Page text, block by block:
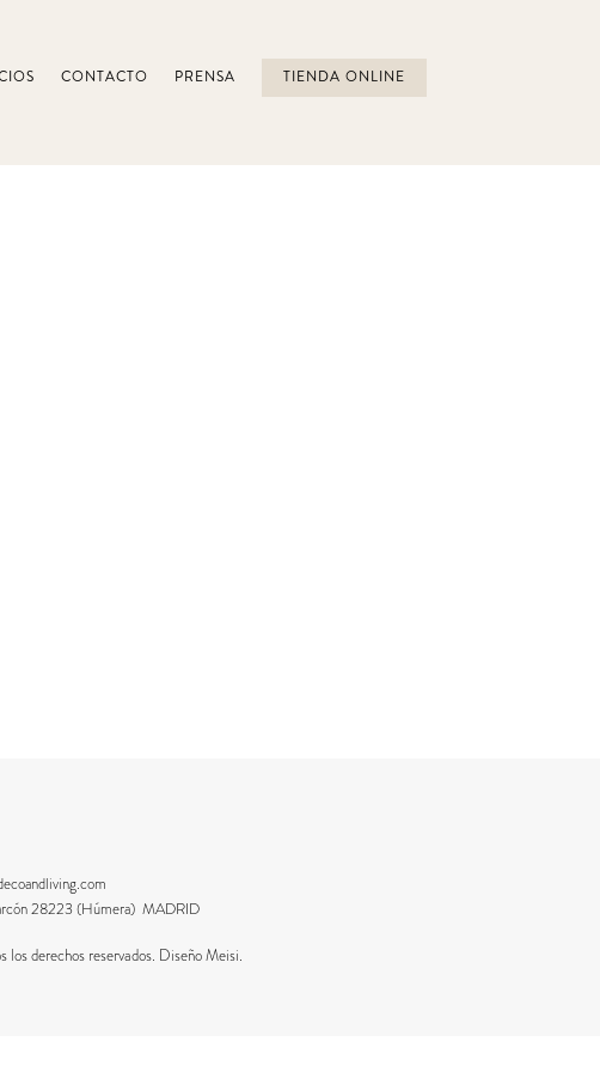
CONTACTO PRENSA TIENDA ONLINE
28223 (Húmera) MADRID
derechos reservados. Diseño Meisi.